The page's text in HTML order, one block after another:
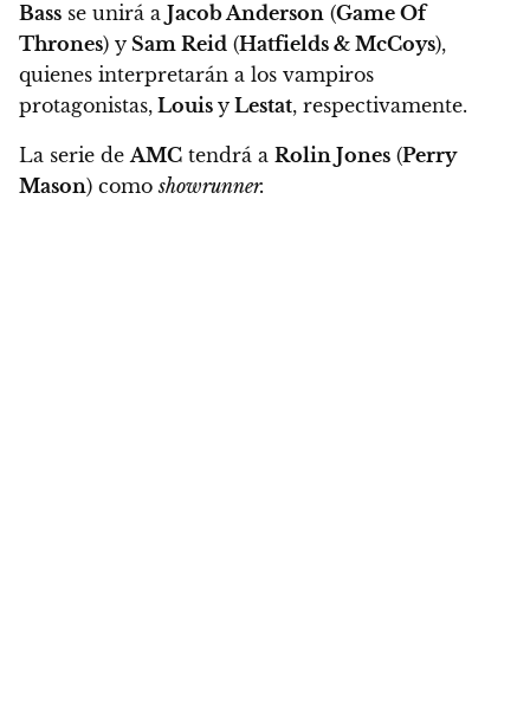
Bass se unirá a Jacob Anderson (Game Of
Thrones) y Sam Reid (Hatfields & McCoys),
quienes interpretarán a los vampiros
protagonistas, Louis y Lestat, respectivamente.
La serie deAMC tendrá a Rolin Jones (Perry
Mason) comoshowrunner.